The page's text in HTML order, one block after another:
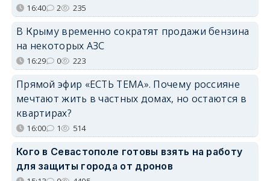
16:40 2 235
В Крыму временно сократят продажи бензина
на некоторых АЗС
16:29 0 223
Прямой эфир «ЕСТЬ ТЕМА». Почему россияне
мечтают жить в частных домах, но остаются в
квартирах?
16:00 1 514
Кого в Севастополе готовы взять на работу
для защиты города от дронов